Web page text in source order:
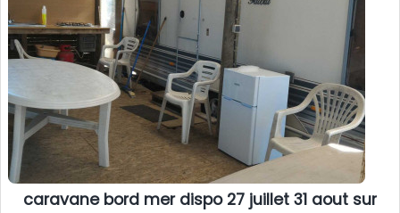
caravane bord mer dispo 27 juillet 31 aout sur